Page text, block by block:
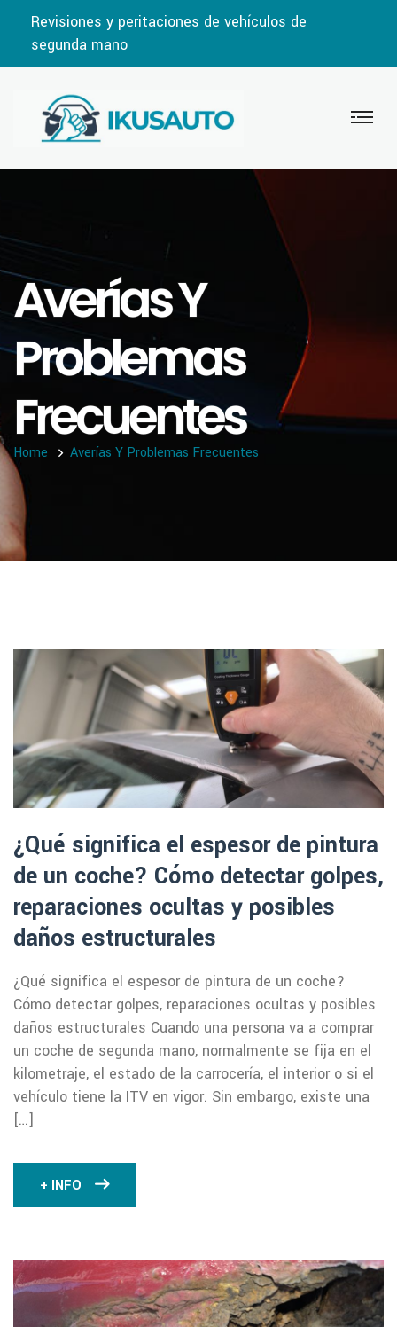
Revisiones y peritaciones de vehículos de
segunda mano
Averías Y
Problemas
Frecuentes
Home Averías Y Problemas Frecuentes
¿Qué significa el espesor de pintura
de un coche? Cómo detectar golpes,
reparaciones ocultas y posibles
daños estructurales
¿Qué significa el espesor de pintura de un coche?
Cómo detectar golpes, reparaciones ocultas y posibles
daños estructurales Cuando una persona va a comprar
un coche de segunda mano, normalmente se fija en el
kilometraje, el estado de la carrocería, el interior o si el
vehículo tiene la ITV en vigor. Sin embargo, existe una
[…]
+ INFO